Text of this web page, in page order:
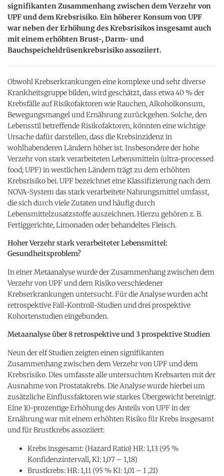
signifikanten Zusammenhang zwischen dem Verzehr von
UPF und dem Krebsrisiko. Ein höherer Konsum von UPF
war neben der Erhöhung des Krebsrisikos insgesamt auch
mit einem erhöhten Brust-, Darm- und
Bauchspeicheldrüsenkrebsrisiko assoziiert.
Obwohl Krebserkrankungen eine komplexe und sehr diverse
Krankheitsgruppe bilden, wird geschätzt, dass etwa 40 % der
Krebsfälle auf Risikofaktoren wie Rauchen, Alkoholkonsum,
Bewegungsmangel und Ernährung zurückgehen. Solche, den
Lebensstil betreffende Risikofaktoren, könnten eine wichtige
Ursache dafür darstellen, dass die Krebsinzidenz in
wohlhabenderen Ländern höher ist. Insbesondere der hohe
Verzehr von stark verarbeiteten Lebensmitteln (ultra-processed
food; UPF) in westlichen Ländern trägt zu dem erhöhten
Krebsrisiko bei. UPF bezeichnet eine Klassifizierung nach dem
NOVA-System das stark verarbeitete Nahrungsmittel umfasst,
die sich durch viele Zutaten und häufig durch
Lebensmittelzusatzstoffe auszeichnen. Hierzu gehören z. B.
Fertiggerichte, Limonaden oder behandeltes Fleisch.
Hoher Verzehr stark verarbeiteter Lebensmittel:
Gesundheitsproblem?
In einer Metaanalyse wurde der Zusammenhang zwischen dem
Verzehr von UPF und dem Risiko verschiedener
Krebserkrankungen untersucht. Für die Analyse wurden acht
retrospektive Fall-Kontroll-Studien und drei prospektive
Kohortenstudien eingebunden.
Metaanalyse über 8 retrospektive und 3 prospektive Studien
Neun der elf Studien zeigten einen signifikanten
Zusammenhang zwischen dem Verzehr von UPF und dem
Krebsrisiko. Dies umfasste alle untersuchten Krebsarten mit der
Ausnahme von Prostatakrebs. Die Analyse wurde hierbei um
zusätzliche Einflussfaktoren wie starkes Übergewicht bereinigt.
Eine 10-prozentige Erhöhung des Anteils von UPF in der
Ernährung war mit einem erhöhten Risiko für Krebs insgesamt
und für Brustkrebs assoziiert:
Krebs insgesamt: (Hazard Ratio) HR: 1,13 (95 %
Konfidenzintervall, KI: 1,07 – 1,18)
Brustkrebs: HR: 1,11 (95 % KI: 1,01 – 1 ,21)